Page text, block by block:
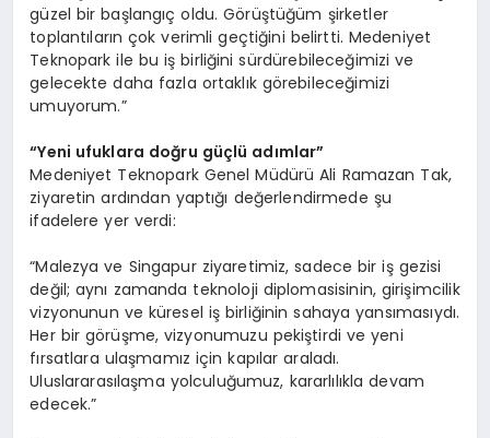
güzel bir başlangıç oldu. Görüştüğüm şirketler
toplantıların çok verimli geçtiğini belirtti. Medeniyet
Teknopark ile bu iş birliğini sürdürebileceğimizi ve
gelecekte daha fazla ortaklık görebileceğimizi
umuyorum.”
“Yeni ufuklara doğru güçlü adımlar”
Medeniyet Teknopark Genel Müdürü Ali Ramazan Tak,
ziyaretin ardından yaptığı değerlendirmede şu
ifadelere yer verdi:
“Malezya ve Singapur ziyaretimiz, sadece bir iş gezisi
değil; aynı zamanda teknoloji diplomasisinin, girişimcilik
vizyonunun ve küresel iş birliğinin sahaya yansımasıydı.
Her bir görüşme, vizyonumuzu pekiştirdi ve yeni
fırsatlara ulaşmamız için kapılar araladı.
Uluslararasılaşma yolculuğumuz, kararlılıkla devam
edecek.”